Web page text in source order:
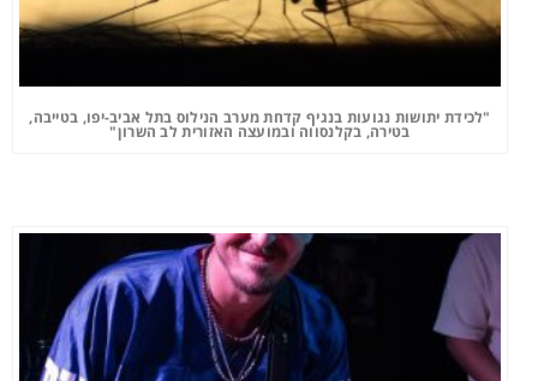
"לכידת יתושות נגועות בנגיף קדחת מערב הנילוס בתל אביב-יפו, בטייבה,
בטירה, בקלנסווה ובמועצה האזורית לב השרון"